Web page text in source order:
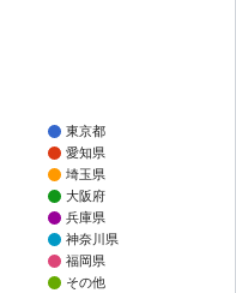
東京都
愛知県
埼玉県
大阪府
兵庫県
神奈川県
福岡県
その他